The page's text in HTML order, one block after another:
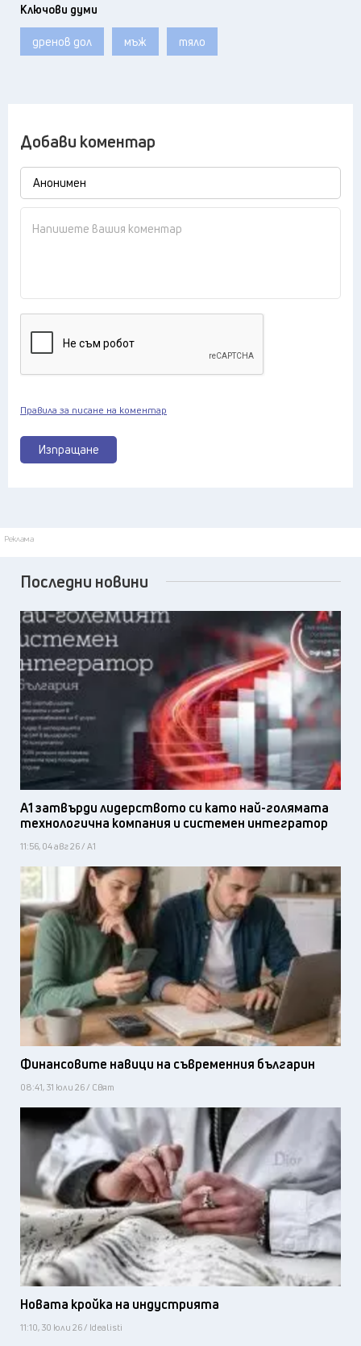
Ключови думи
дренов дол мъж тяло
Добави коментар
Изпращане
Правила за писане на коментар
Реклама
Последни новини
А1 затвърди лидерството си като най-голямата
технологична компания и системен интегратор
11:56, 04 авг 26 / А1
Финансовите навици на съвременния българин
08:41, 31 юли 26 / Свят
Новата кройка на индустрията
11:10, 30 юли 26 / Idealisti